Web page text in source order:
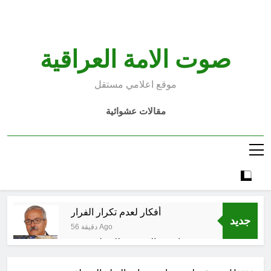
صوت الامة العراقية
موقع اعلامي مستقل
مقالات عشوائية
جديد
أفكار لعدم تكرار الفرار
56 دقيقة Ago
انتهت الحرب… لكن لم ينتهي
6 ساعات Ago